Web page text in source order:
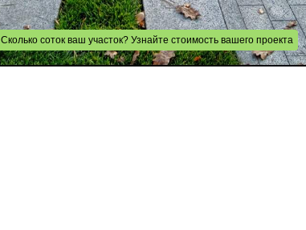
Сколько соток ваш участок? Узнайте стоимость вашего проекта